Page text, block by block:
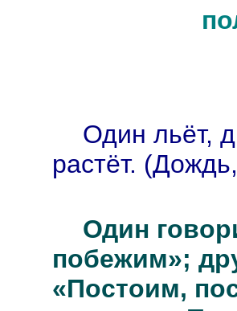
Один льёт,
растёт.
Один
побежим»;
«Постоим,